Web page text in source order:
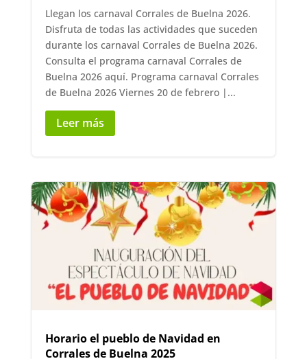
Llegan los carnaval Corrales de Buelna 2026.
Disfruta de todas las actividades que suceden
durante los carnaval Corrales de Buelna 2026.
Consulta el programa carnaval Corrales de
Buelna 2026 aquí. Programa carnaval Corrales
de Buelna 2026 Viernes 20 de febrero |...
Leer más
Horario el pueblo de Navidad en
Corrales de Buelna 2025